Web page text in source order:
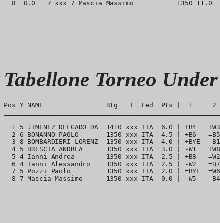
Tabellone Torneo
Pos Y NAME                Rtg   T  Fed  Pts |  1
1 5 JIMENEZ DELGADO DA  1410 xxx ITA  6.0 | +B4
2 6 BONANNO PAOLO       1350 xxx ITA  4.5 | +B6
3 8 BOMBARDIERI LORENZ  1350 xxx ITA  4.0 | +BYE  -
4 5 BRESCIA ANDREA      1350 xxx ITA  3.0 | -W1
5 4 Ianni Andrea        1350 xxx ITA  2.5 | +B8
6 4 Ianni Alessandro    1350 xxx ITA  2.5 | -W2
7 5 Pozzi Paolo         1350 xxx ITA  2.0 | =BYE